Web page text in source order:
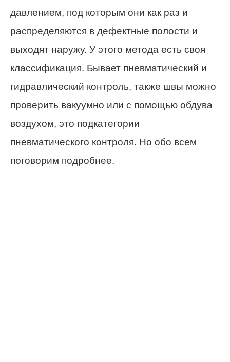
давлением, под которым они как раз и
распределяются в дефектные полости и
выходят наружу. У этого метода есть своя
классификация. Бывает пневматический и
гидравлический контроль, также швы можно
проверить вакуумно или с помощью обдува
воздухом, это подкатегории
пневматического контроля. Но обо всем
поговорим подробнее.